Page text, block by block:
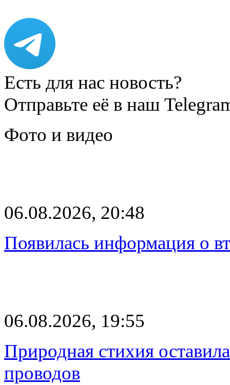
Есть для нас новость?
Отправьте её в наш
Фото и видео
06.08.2026, 20:48
Появилась информация о
06.08.2026, 19:55
Природная стихия
проводов